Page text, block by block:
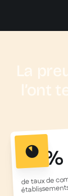
La
l’ont
95%
de taux de